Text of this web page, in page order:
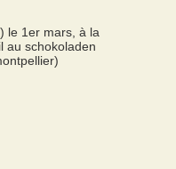
le 1er mars, à la
au schokoladen